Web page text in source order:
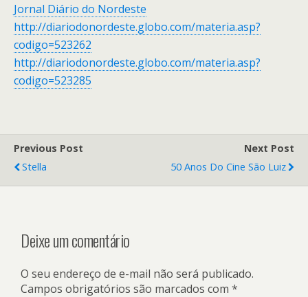
Jornal Diário do Nordeste
http://diariodonordeste.globo.com/materia.asp?
codigo=523262
http://diariodonordeste.globo.com/materia.asp?
codigo=523285
Previous Post
Stella
Next Post
50 Anos Do Cine São Luiz
Deixe um comentário
O seu endereço de e-mail não será publicado.
Campos obrigatórios são marcados com *